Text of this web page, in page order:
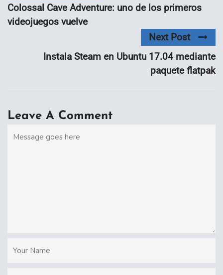
Colossal Cave Adventure: uno de los primeros
videojuegos vuelve
Next Post
Instala Steam en Ubuntu 17.04 mediante
paquete flatpak
Leave A Comment